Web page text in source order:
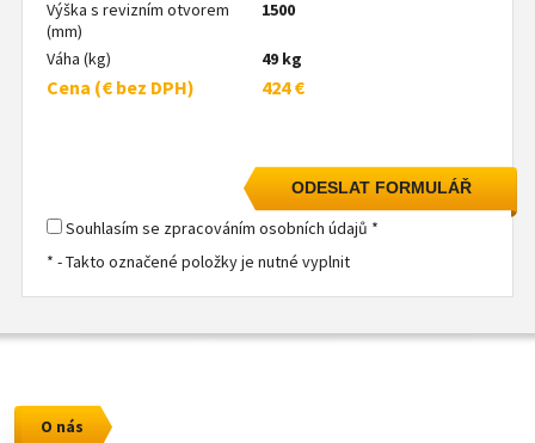
Výška s revizním otvorem
(mm)
1500
Váha (kg) 49 kg
Cena (€ bez DPH) 424 €
Souhlasím se zpracováním osobních údajů *
* - Takto označené položky je nutné vyplnit
O nás